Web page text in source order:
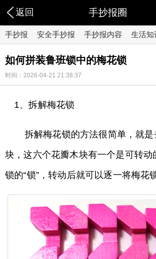
返回 手抄报圈
手抄报 安全手抄报 手抄报内容 生活知
如何拼装鲁班锁中的梅花锁
时间：2026-04-21 21:38:37
1、拆解梅花锁
拆解梅花锁的方法很简单，就是
块，这六个花瓣木块有一个是可转动
锁的“锁”，转动后就可以逐一将梅花